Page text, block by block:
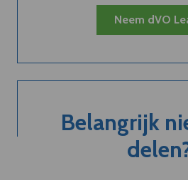
Neem dVO
Belangrijk